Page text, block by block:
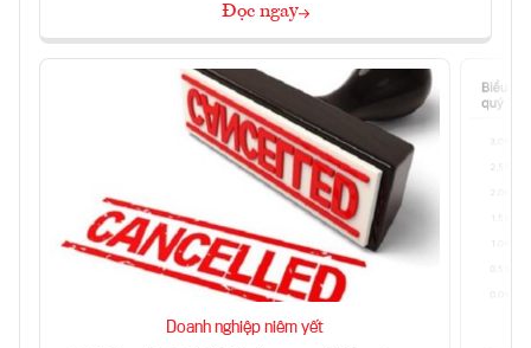
Đọc ngay
Doanh nghiệp niêm yết